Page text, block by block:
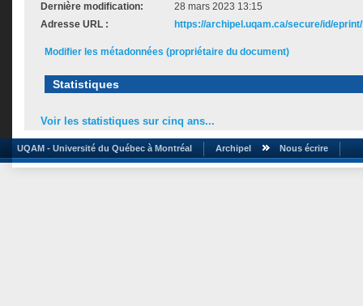
Dernière modification:
28 mars 2023 13:15
Adresse URL :
https://archipel.uqam.ca/secure/id/
Modifier les métadonnées (propriétaire du document)
Statistiques
Voir les statistiques sur cinq ans...
UQAM - Université du Québec à Montréal Archipel Nous écrire